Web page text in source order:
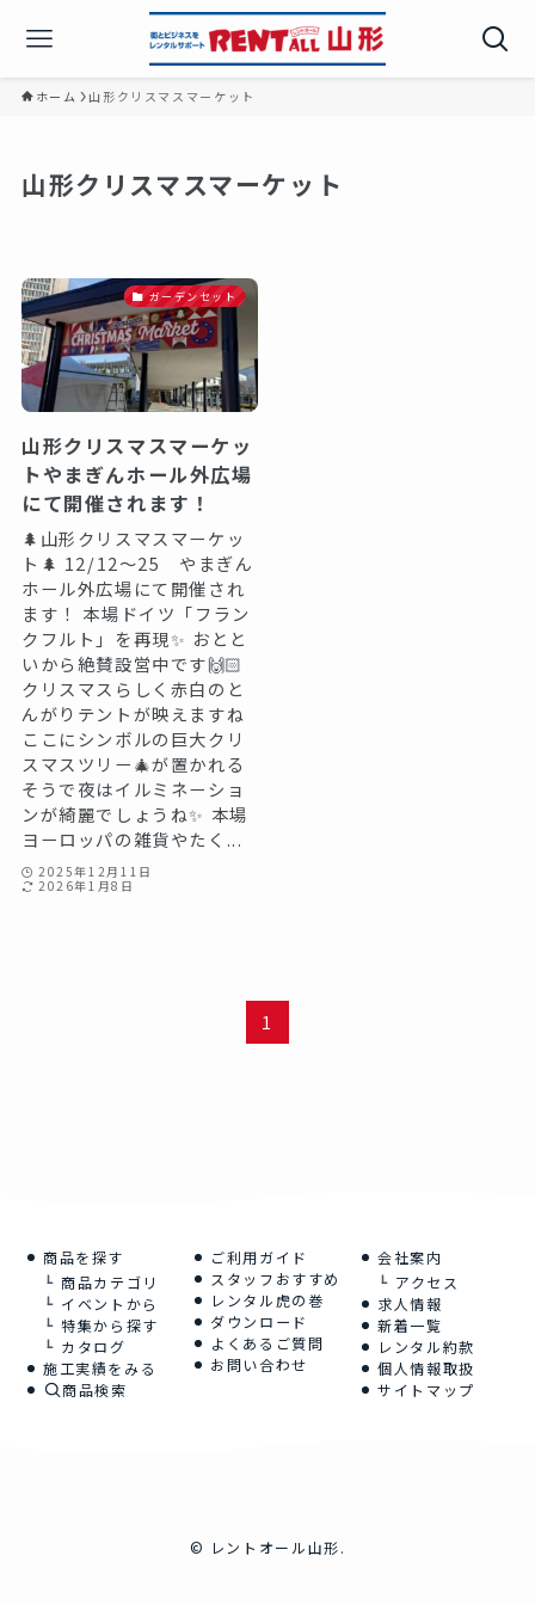
ホーム 山形クリスマスマーケット
山形クリスマスマーケット
ガーデンセット
山形クリスマスマーケッ
トやまぎんホール外広場
にて開催されます！
🌲山形クリスマスマーケッ
ト🌲 12/12〜25 やまぎん
ホール外広場にて開催され
ます！ 本場ドイツ「フラン
クフルト」を再現✨ おとと
いから絶賛設営中です🙌🏻
クリスマスらしく赤白のと
んがりテントが映えますね
ここにシンボルの巨大クリ
スマスツリー🎄が置かれる
そうで夜はイルミネーショ
ンが綺麗でしょうね✨ 本場
ヨーロッパの雑貨やたく...
2025年12月11日
2026年1月8日
1
商品を探す
商品カテゴリ
イベントから
特集から探す
カタログ
施工実績をみる
商品検索
ご利用ガイド
スタッフおすすめ
レンタル虎の巻
ダウンロード
よくあるご質問
お問い合わせ
会社案内
アクセス
求人情報
新着一覧
レンタル約款
個人情報取扱
サイトマップ
© レントオール山形.